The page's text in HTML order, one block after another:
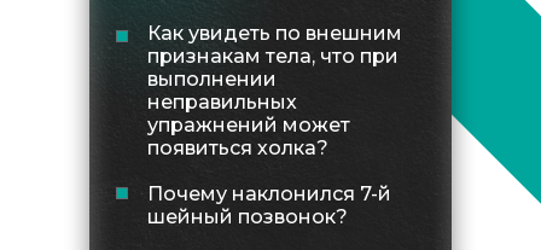
Как увидеть по внешним
признакам тела, что при
выполнении
неправильных
упражнений может
появиться холка?
Почему наклонился 7-й
шейный позвонок?